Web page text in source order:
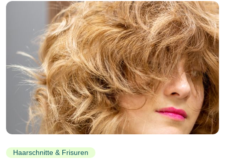
Haarschnitte & Frisuren